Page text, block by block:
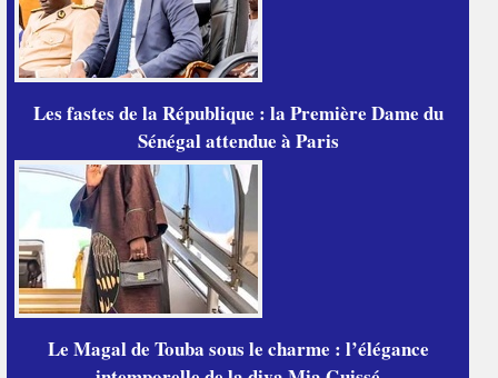
Les fastes de la République : la Première Dame du
Sénégal attendue à Paris
Le Magal de Touba sous le charme : l’élégance